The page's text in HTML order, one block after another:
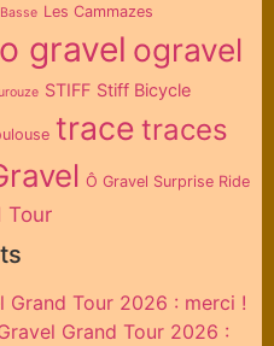
Les Cammazes
o gravel ogravel
STIFF Stiff Bicycle
trace traces
Ô Gravel Surprise Ride
Tour
Grand Tour 2026 : merci !
Grand Tour 2026 :